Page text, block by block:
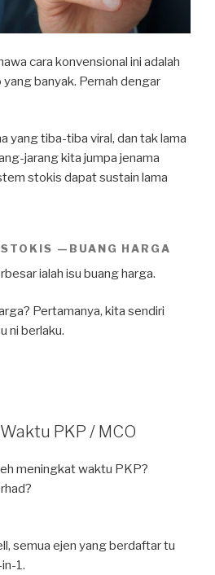
cara konvensional ini adalah
banyak. Pernah dengar
yang tiba-tiba viral, dan tak lama
jarang kita jumpa jenama
stokis dapat sustain lama
— BUANG HARGA
ialah isu buang harga.
Pertamanya, kita sendiri
ni berlaku.
PKP / MCO
meningkat waktu PKP?
semua ejen yang berdaftar tu
1.